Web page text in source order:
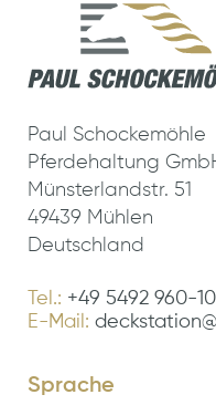
Paul Schockemöhle
Pferdehaltung
Münsterlandstr. 51
49439 Mühlen
Deutschland
Tel.: +49 5492 960-
E-Mail:
Sprache